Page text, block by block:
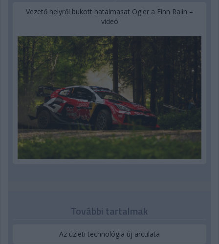
Vezető helyről bukott hatalmasat Ogier a Finn Ralin –
videó
További tartalmak
Az üzleti technológia új arculata